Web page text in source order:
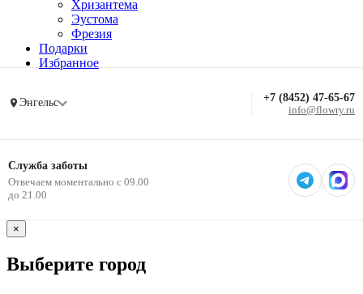
Хризантема
Эустома
Фрезия
Подарки
Избранное
Энгельс +7 (8452) 47-65-67
info@flowry.ru
Служба заботы
Отвечаем моментально с 09.00
до 21.00
×
Выберите город